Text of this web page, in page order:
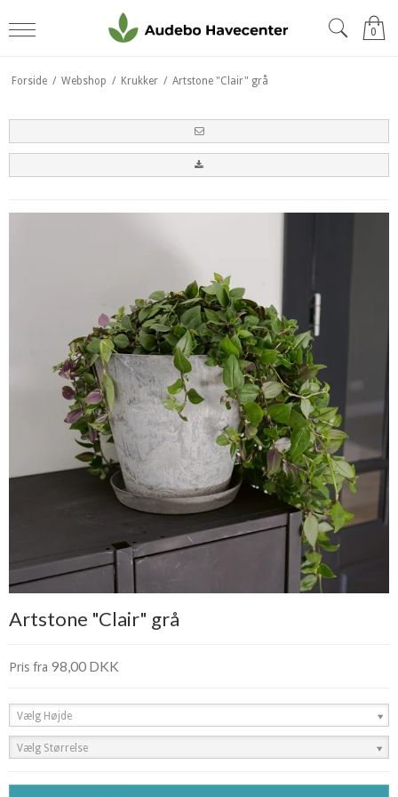
0
Forside / Webshop / Krukker / Artstone "Clair" grå
Artstone "Clair" grå
Pris fra 98,00 DKK
Vælg Højde
Vælg Størrelse